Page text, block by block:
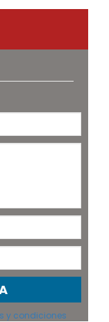
y condiciones